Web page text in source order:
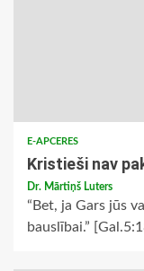
E-APCERES
Kristieši nav
Dr. Mārtiņš Luters
“Bet, ja Gars jūs
bauslībai.”